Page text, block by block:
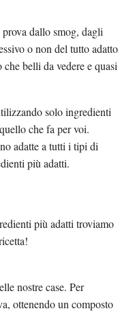
dallo smog, dagli
o non del tutto adatto
belli da vedere e quasi
solo ingredienti
che fa per voi.
adatte a tutti i tipi di
più adatti.
più adatti troviamo
nostre case. Per
ottenendo un composto